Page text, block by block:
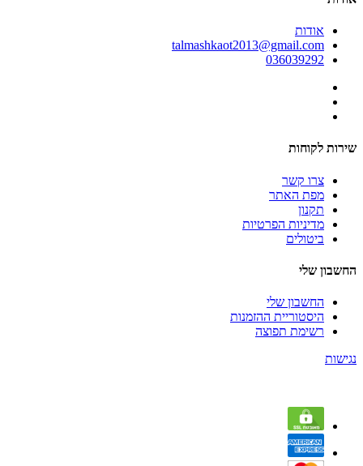
אודות
talmashkaot2013@gmail.com
036039292
שירות לקוחות
צרו קשר
מפת האתר
תקנון
מדיניות הפרטיות
ביטולים
החשבון שלי
החשבון שלי
היסטוריית ההזמנות
רשימת תפוצה
נגישות